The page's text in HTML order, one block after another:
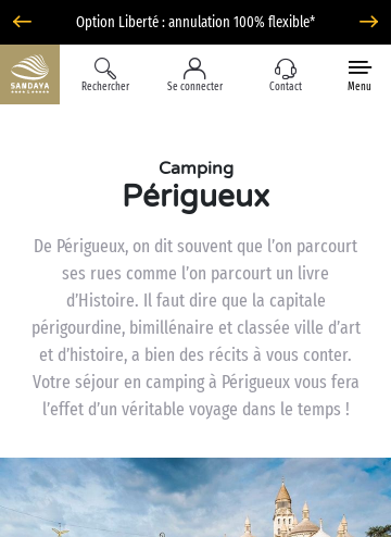
Option Liberté : annulation 100% flexible*
Rechercher Se connecter Contact Menu
Camping
Périgueux
De Périgueux, on dit souvent que l’on parcourt
ses rues comme l’on parcourt un livre
d’Histoire. Il faut dire que la capitale
périgourdine, bimillénaire et classée ville d’art
et d’histoire, a bien des récits à vous conter.
Votre séjour en camping à Périgueux vous fera
l’effet d’un véritable voyage dans le temps !